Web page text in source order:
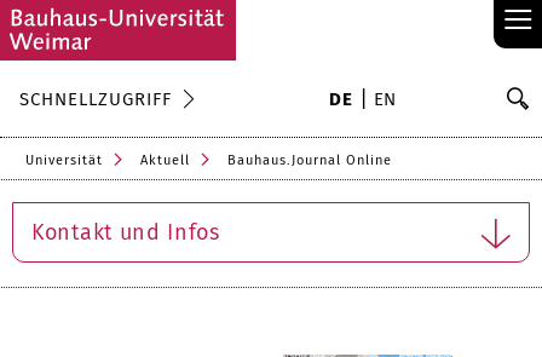
≡
SCHNELLZUGRIFF DE EN
Universität Aktuell Bauhaus.Journal Online
Kontakt und Infos